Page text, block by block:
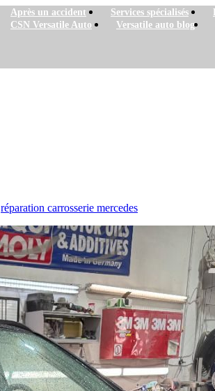
Après un accident Services spécialisés
CSN Versatile Auto
Versatile auto blog
réparation carrosserie mercedes